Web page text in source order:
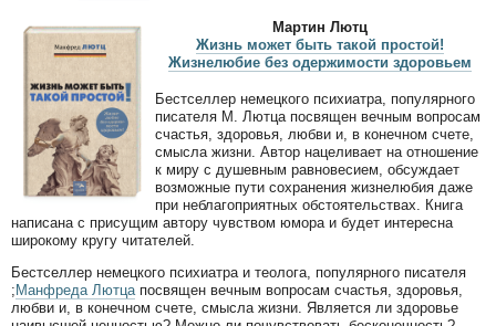
Мартин Лютц
Жизнь может быть такой простой!
Жизнелюбие без одержимости здоровьем
Бестселлер немецкого психиатра, популярного
писателя М. Лютца посвящен вечным вопросам
счастья, здоровья, любви и, в конечном счете,
смысла жизни. Автор нацеливает на отношение
к миру с душевным равновесием, обсуждает
возможные пути сохранения жизнелюбия даже
при неблагоприятных обстоятельствах. Книга
написана с присущим автору чувством юмора и будет интересна
широкому кругу читателей.
Бестселлер немецкого психиатра и теолога, популярного писателя
; Манфреда Лютцапосвящен вечным вопросам счастья, здоровья,
любви и, в конечном счете, смысла жизни. Является ли здоровье